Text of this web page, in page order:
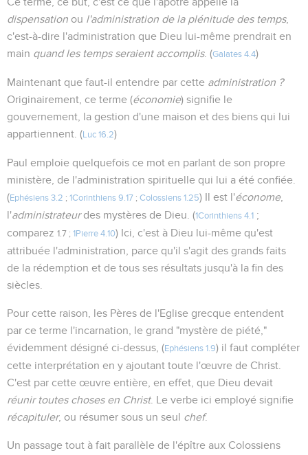
dispensation ou l'administration de la plénitude des temps,
c'est-à-dire l'administration que Dieu lui-même prendrait en
main quand les temps seraient accomplis. (Galates 4.4)
Maintenant que faut-il entendre par cette administration ?
Originairement, ce terme (économie) signifie le
gouvernement, la gestion d'une maison et des biens qui lui
appartiennent. ( Luc 16.2)
Paul emploie quelquefois ce mot en parlant de son propre
ministère, de l'administration spirituelle qui lui a été confiée.
(Ephésiens 3.2 ; 1Corinthiens 9.17 ; Colossiens 1.25) Il est l'économe,
l'administrateurdes mystères de Dieu. (1Corinthiens 4.1 ;
comparez 1.7 ; 1Pierre 4.10) Ici, c'est à Dieu lui-même qu'est
attribuée l'administration, parce qu'il s'agit des grands faits
de la rédemption et de tous ses résultats jusqu'à la fin des
siècles.
Pour cette raison, les Pères de l'Eglise grecque entendent
par ce terme l'incarnation, le grand "mystère de piété,"
évidemment désigné ci-dessus, (Ephésiens 1.9) il faut compléter
cette interprétation en y ajoutant toute l'œuvre de Christ.
C'est par cette œuvre entière, en effet, que Dieu devait
réunir toutes choses en Christ. Le verbe ici employé signifie
récapituler, ou résumer sous un seul chef.
Un passage tout à fait parallèle de l'épître aux Colossiens